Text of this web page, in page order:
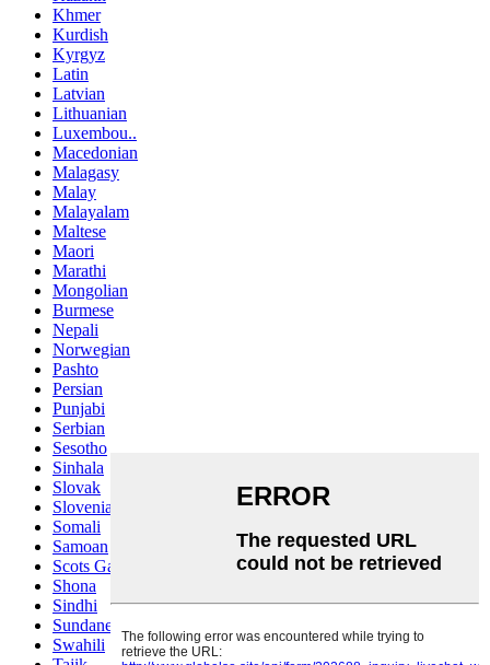
Khmer
Kurdish
Kyrgyz
Latin
Latvian
Lithuanian
Luxembou..
Macedonian
Malagasy
Malay
Malayalam
Maltese
Maori
Marathi
Mongolian
Burmese
Nepali
Norwegian
Pashto
Persian
Punjabi
Serbian
Sesotho
Sinhala
Slovak
Slovenian
Somali
Samoan
Scots Gaelic
Shona
Sindhi
Sundanese
Swahili